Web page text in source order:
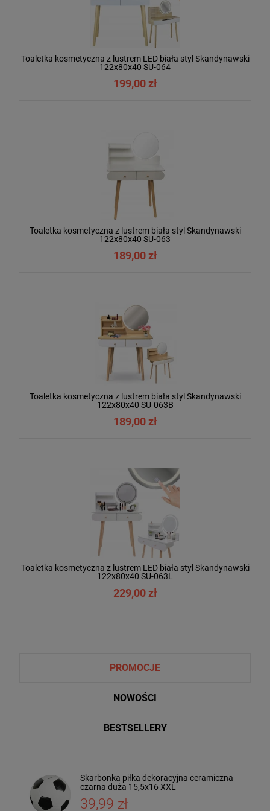
Toaletka kosmetyczna z lustrem LED biała styl Skandynawski
122x80x40 SU-064
199,00 zł
Toaletka kosmetyczna z lustrem biała styl Skandynawski
122x80x40 SU-063
189,00 zł
Toaletka kosmetyczna z lustrem biała styl Skandynawski
122x80x40 SU-063B
189,00 zł
Toaletka kosmetyczna z lustrem LED biała styl Skandynawski
122x80x40 SU-063L
229,00 zł
PROMOCJE
NOWOŚCI
BESTSELLERY
Skarbonka piłka dekoracyjna ceramiczna
czarna duża 15,5x16 XXL
39,99 zł
Taca dekoracyjna drewniana drzewo
mango 4x30x20 185559
36,00 zł